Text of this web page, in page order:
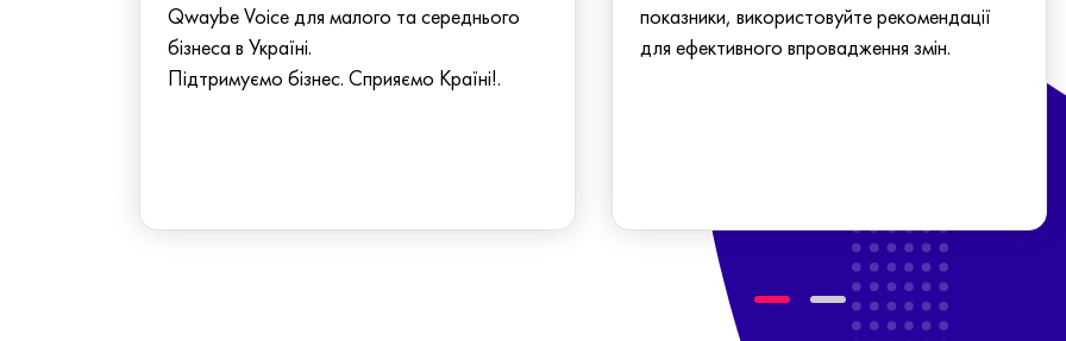
Qwaybe Voice для малого та середнього
бізнеса в Україні.
Підтримуємо бізнес. Сприяємо Країні!.
показники, використовуйте рекомендації
для ефективного впровадження змін.